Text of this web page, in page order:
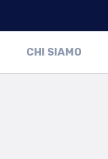
CHI SIAMO